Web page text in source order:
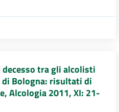
tra gli alcolisti
Bologna: risultati di
Alcologia 2011, XI: 21-